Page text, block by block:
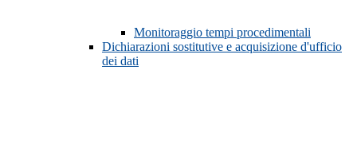
Monitoraggio tempi procedimentali
Dichiarazioni sostitutive e acquisizione d'ufficio
dei dati